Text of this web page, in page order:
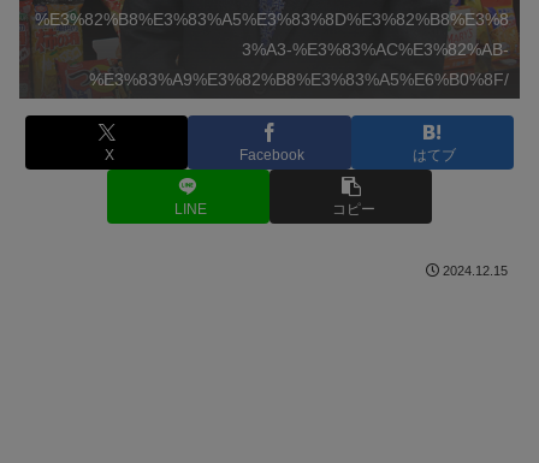
%E3%82%B8%E3%83%A5%E3%83%8D%E3%82%B8%E3%8
3%A3-%E3%83%AC%E3%82%AB-
%E3%83%A9%E3%82%B8%E3%83%A5%E6%B0%8F/
X Facebook はてブ
LINE コピー
2024.12.15